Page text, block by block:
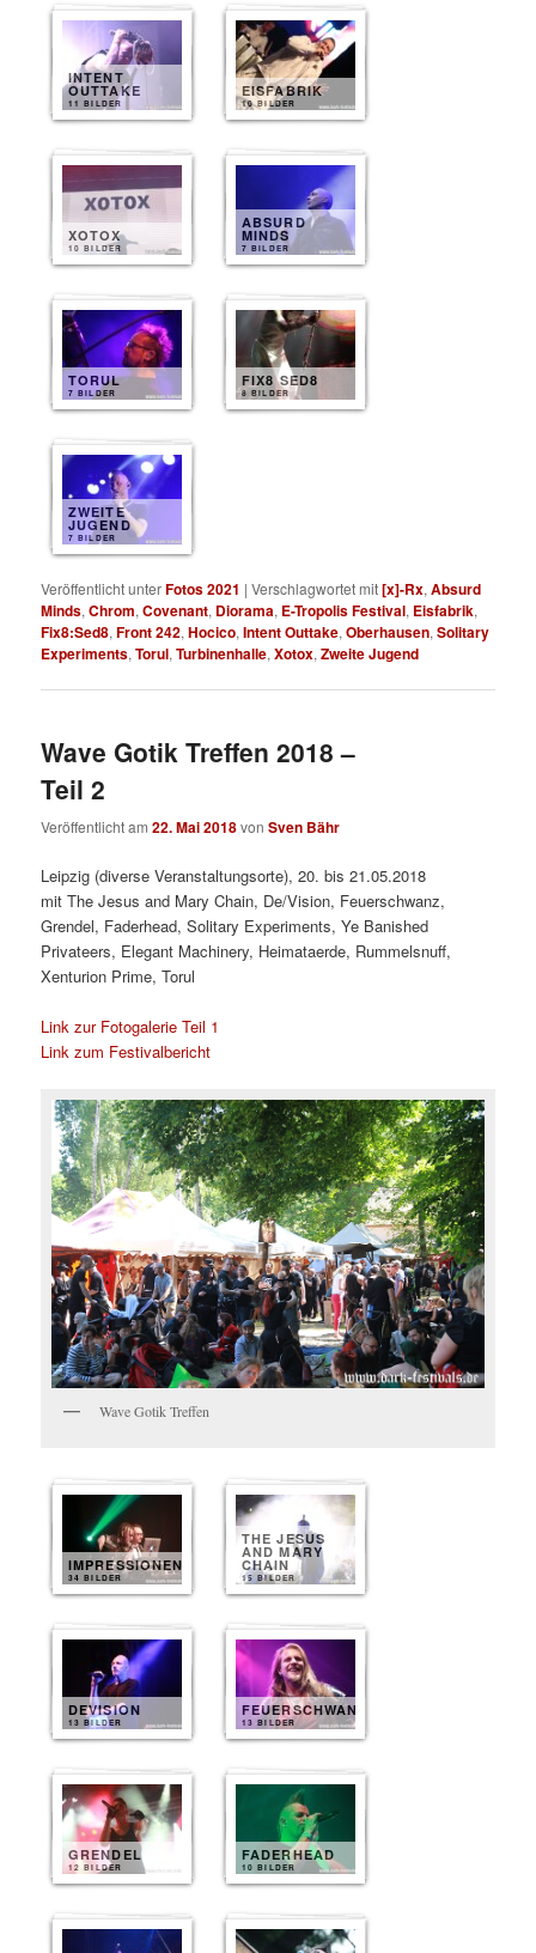
INTENT
OUTTAKE
11 BILDER
EISFABRIK
10 BILDER
XOTOX
10 BILDER
ABSURD
MINDS
7 BILDER
TORUL
7 BILDER
FIX8 SED8
8 BILDER
ZWEITE
JUGEND
7 BILDER
Veröffentlicht unterFotos 2021 |Verschlagwortet mit[x]-Rx,Absurd
Minds,Chrom,Covenant, Diorama, E-Tropolis Festival, Eisfabrik,
Fix8:Sed8,Front 242,Hocico,Intent Outtake,Oberhausen,Solitary
Experiments,Torul,Turbinenhalle,Xotox,Zweite Jugend
Wave Gotik Treffen 2018 –
Teil 2
Veröffentlicht am22. Mai 2018vonSven Bähr
Leipzig (diverse Veranstaltungsorte), 20. bis 21.05.2018
mit The Jesus and Mary Chain, De/Vision, Feuerschwanz,
Grendel, Faderhead, Solitary Experiments, Ye Banished
Privateers, Elegant Machinery, Heimataerde, Rummelsnuff,
Xenturion Prime, Torul
Link zur Fotogalerie Teil 1
Link zum Festivalbericht
Wave Gotik Treffen
IMPRESSIONEN
34 BILDER
THE JESUS
AND MARY
CHAIN
15 BILDER
DEVISION
13 BILDER
FEUERSCHWANZ
13 BILDER
GRENDEL
12 BILDER
FADERHEAD
10 BILDER